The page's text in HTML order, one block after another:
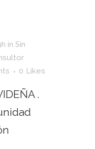
in Sin
0 Likes
.